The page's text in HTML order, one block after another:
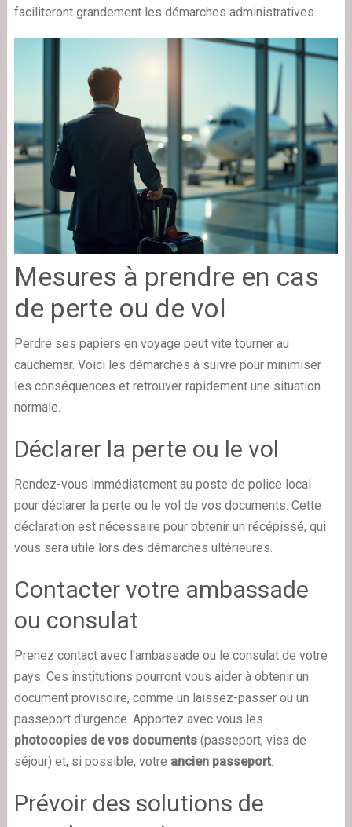
faciliteront grandement les démarches administratives.
Mesures à prendre en cas
de perte ou de vol
Perdre ses papiers en voyage peut vite tourner au
cauchemar. Voici les démarches à suivre pour minimiser
les conséquences et retrouver rapidement une situation
normale.
Déclarer la perte ou le vol
Rendez-vous immédiatement au poste de police local
pour déclarer la perte ou le vol de vos documents. Cette
déclaration est nécessaire pour obtenir un récépissé, qui
vous sera utile lors des démarches ultérieures.
Contacter votre ambassade
ou consulat
Prenez contact avec l'ambassade ou le consulat de votre
pays. Ces institutions pourront vous aider à obtenir un
document provisoire, comme un laissez-passer ou un
passeport d'urgence. Apportez avec vous les
photocopies de vos documents(passeport, visa de
séjour) et, si possible, votre ancien passeport.
Prévoir des solutions de